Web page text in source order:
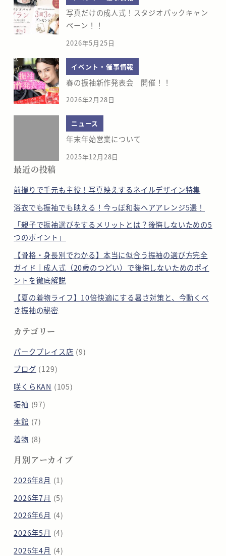
写真だけの成人式！スタジオパックキャン
ペーン！！
2026年5月25日
イベント・催事情報
春の振袖新作発表会 開催！！
2026年2月28日
ニュース
年末年始営業について
2025年12月28日
最近の投稿
前撮りで手元も主役！写真映えするネイルデザイン特集
浴衣でも振袖でも映える！今っぽ和装ヘアアレンジ5選！
「親子で振袖選びをするメリットとは？後悔しないための5
つのポイント」
【骨格・身長別でわかる】本当に似合う振袖の選び方完全
ガイド｜成人式（20歳のつどい）で後悔しないためのポイ
ントを徹底解説
【夏の着物ライフ】10倍快適にする暑さ対策と、今動くべ
き振袖の秘密
カテゴリー
パークプレイス店 (9)
ブログ (129)
咲くらKAN (105)
振袖 (97)
本館 (7)
着物 (8)
月別アーカイブ
2026年8月 (1)
2026年7月 (5)
2026年6月 (4)
2026年5月 (4)
2026年4月 (4)